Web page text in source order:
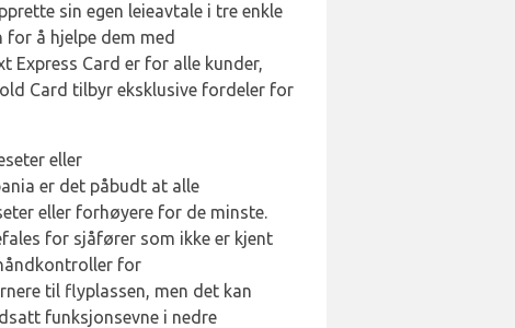
sin egen leieavtale i tre enkle
for å hjelpe dem med
Express Card er for alle kunder,
Card tilbyr eksklusive fordeler for
eller
er det påbudt at alle
eller forhøyere for de minste.
for sjåfører som ikke er kjent
for
til flyplassen, men det kan
funksjonsevne i nedre